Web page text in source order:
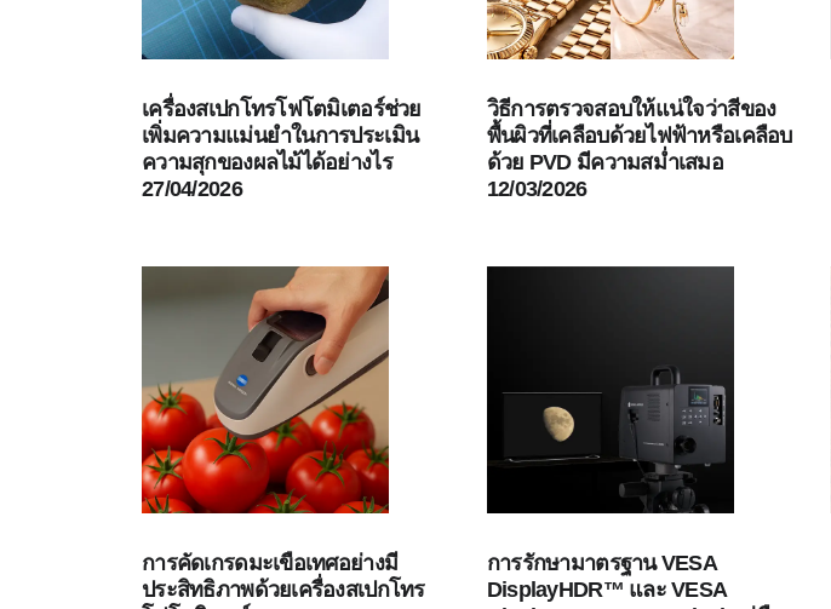
เครื่องสเปกโทรโฟโตมิเตอร์ช่วย
เพิ่มความแม่นยำในการประเมิน
ความสุกของผลไม้ได้อย่างไร
27/04/2026
วิธีการตรวจสอบให้แน่ใจว่าสีของ
พื้นผิวที่เคลือบด้วยไฟฟ้าหรือเคลือบ
ด้วย PVD มีความสม่ำเสมอ
12/03/2026
การคัดเกรดมะเขือเทศอย่างมี
ประสิทธิภาพด้วยเครื่องสเปกโทร
การรักษามาตรฐาน VESA
DisplayHDR™ และ VESA